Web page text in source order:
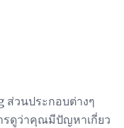
วนประกอบต่างๆ
รดูว่าคุณมีปัญหาเกี่ยว